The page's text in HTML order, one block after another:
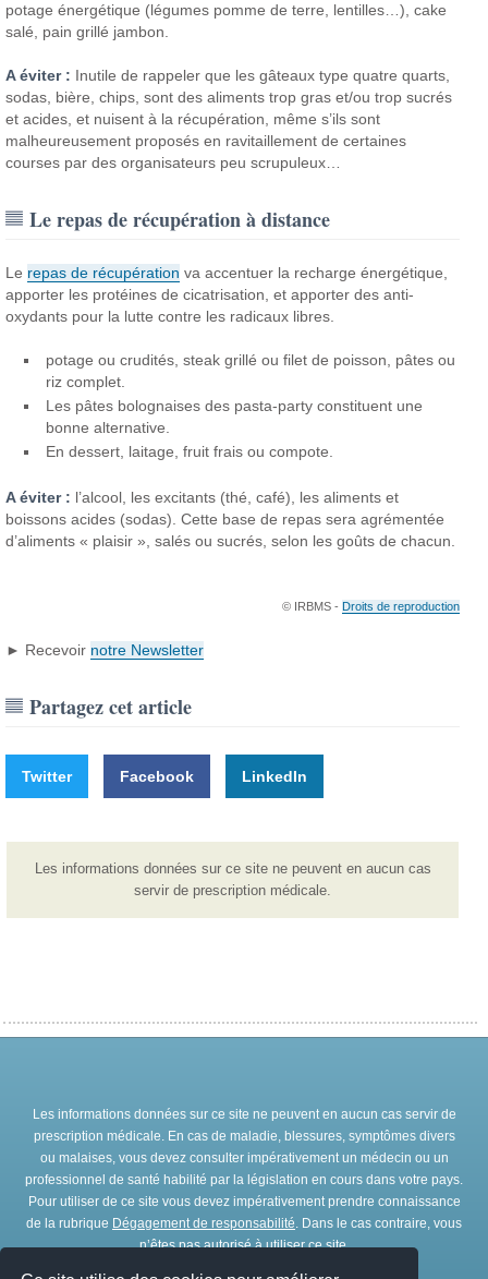
potage énergétique (légumes pomme de terre, lentilles…), cake
salé, pain grillé jambon.
A éviter : Inutile de rappeler que les gâteaux type quatre quarts,
sodas, bière, chips, sont des aliments trop gras et/ou trop sucrés
et acides, et nuisent à la récupération, même s’ils sont
malheureusement proposés en ravitaillement de certaines
courses par des organisateurs peu scrupuleux…
Le repas de récupération à distance
Le repas de récupération va accentuer la recharge énergétique,
apporter les protéines de cicatrisation, et apporter des anti-
oxydants pour la lutte contre les radicaux libres.
potage ou crudités, steak grillé ou filet de poisson, pâtes ou
riz complet.
Les pâtes bolognaises des pasta-party constituent une
bonne alternative.
En dessert, laitage, fruit frais ou compote.
A éviter : l’alcool, les excitants (thé, café), les aliments et
boissons acides (sodas). Cette base de repas sera agrémentée
d’aliments « plaisir », salés ou sucrés, selon les goûts de chacun.
© IRBMS - Droits de reproduction
► Recevoir notre Newsletter
Partagez cet article
Twitter Facebook LinkedIn
Les informations données sur ce site ne peuvent en aucun cas
servir de prescription médicale.
Les informations données sur ce site ne peuvent en aucun cas servir de
prescription médicale. En cas de maladie, blessures, symptômes divers
ou malaises, vous devez consulter impérativement un médecin ou un
professionnel de santé habilité par la législation en cours dans votre pays.
Pour utiliser de ce site vous devez impérativement prendre connaissance
de la rubrique Dégagement de responsabilité. Dans le cas contraire, vous
n’êtes pas autorisé à utiliser ce site.